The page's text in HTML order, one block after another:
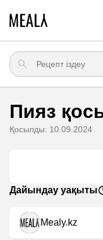
Пияз
Қосылды: 10.09.2024
Дайындау уақыты
Mealy.kz